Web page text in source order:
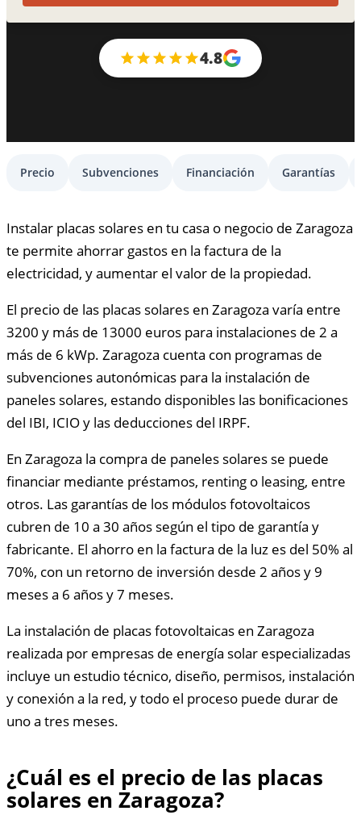
4.8
Precio Subvenciones Financiación Garantías
Instalar placas solares en tu casa o negocio de Zaragoza
te permite ahorrar gastos en la factura de la
electricidad, y aumentar el valor de la propiedad.
El precio de las placas solares en Zaragoza varía entre
3200 y más de 13000 euros para instalaciones de 2 a
más de 6 kWp. Zaragoza cuenta con programas de
subvenciones autonómicas para la instalación de
paneles solares, estando disponibles las bonificaciones
del IBI, ICIO y las deducciones del IRPF.
En Zaragoza la compra de paneles solares se puede
financiar mediante préstamos, renting o leasing, entre
otros. Las garantías de los módulos fotovoltaicos
cubren de 10 a 30 años según el tipo de garantía y
fabricante. El ahorro en la factura de la luz es del 50% al
70%, con un retorno de inversión desde 2 años y 9
meses a 6 años y 7 meses.
La instalación de placas fotovoltaicas en Zaragoza
realizada por empresas de energía solar especializadas
incluye un estudio técnico, diseño, permisos, instalación
y conexión a la red, y todo el proceso puede durar de
uno a tres meses.
¿Cuál es el precio de las placas
solares en Zaragoza?